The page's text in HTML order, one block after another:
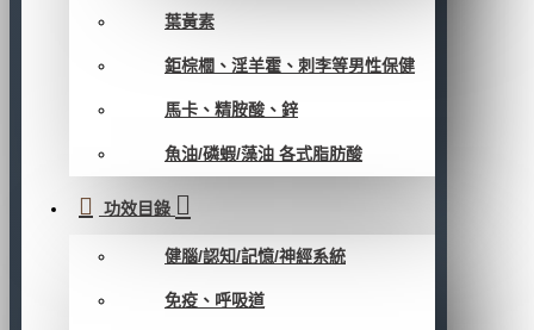
葉黃素
鉅棕櫚、淫羊霍、刺李等男性保健
馬卡、精胺酸、鋅
魚油/磷蝦/藻油 各式脂肪酸
功效目錄
健腦/認知/記憶/神經系統
免疫、呼吸道